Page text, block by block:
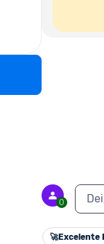
0
🚀Excelente